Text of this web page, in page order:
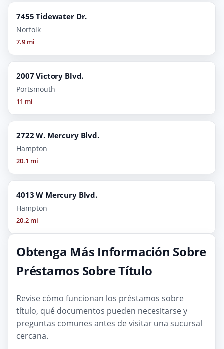
7455 Tidewater Dr.
Norfolk
7.9 mi
2007 Victory Blvd.
Portsmouth
11 mi
2722 W. Mercury Blvd.
Hampton
20.1 mi
4013 W Mercury Blvd.
Hampton
20.2 mi
Obtenga Más Información Sobre
Préstamos Sobre Título
Revise cómo funcionan los préstamos sobre
título, qué documentos pueden necesitarse y
preguntas comunes antes de visitar una sucursal
cercana.